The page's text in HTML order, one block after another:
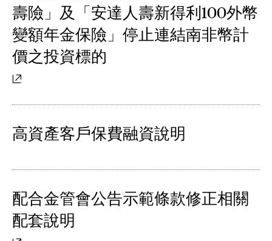
壽險」及「安達人壽新得利100外幣
變額年金保險」停止連結南非幣計
價之投資標的
高資產客戶保費融資說明
配合金管會公告示範條款修正相關
配套說明